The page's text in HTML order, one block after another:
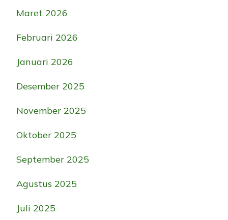
Maret 2026
Februari 2026
Januari 2026
Desember 2025
November 2025
Oktober 2025
September 2025
Agustus 2025
Juli 2025